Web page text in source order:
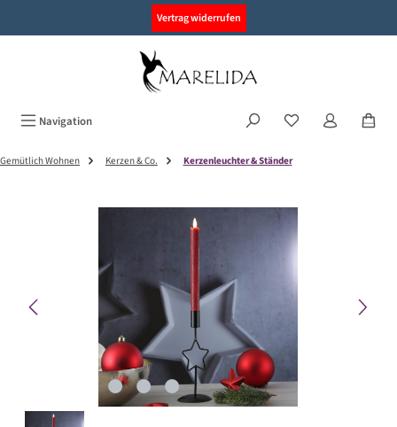
Vertrag widerrufen
Navigation
Gemütlich Wohnen Kerzen & Co. Kerzenleuchter & Ständer